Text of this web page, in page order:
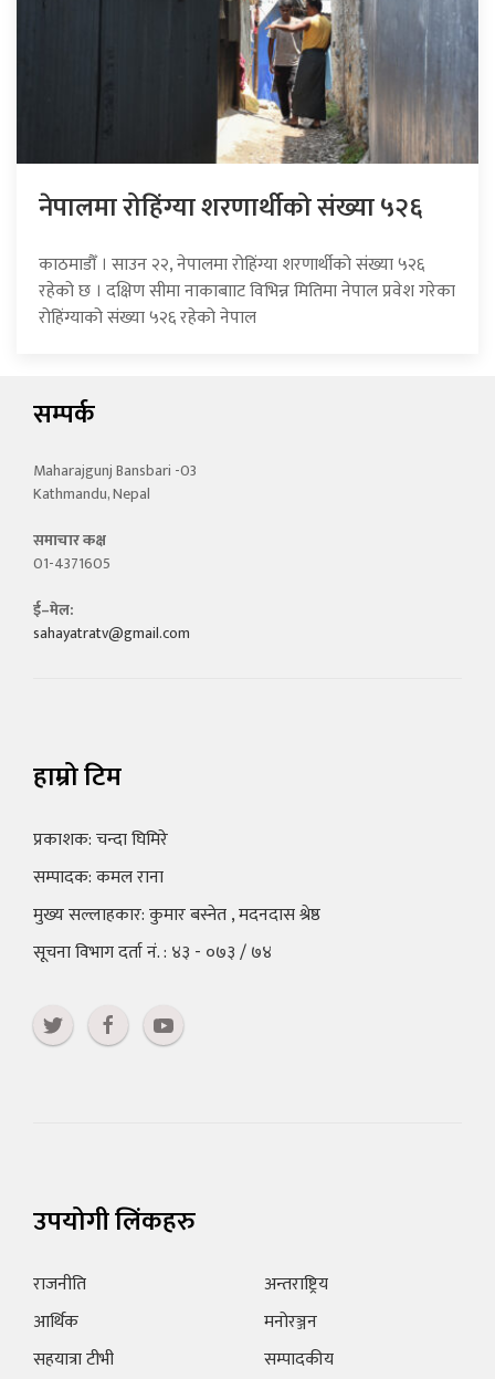
नेपालमा रोहिंग्या शरणार्थीको संख्या ५२६
काठमाडौँ । साउन २२, नेपालमा रोहिंग्या शरणार्थीको संख्या ५२६
रहेको छ । दक्षिण सीमा नाकाबााट विभिन्न मितिमा नेपाल प्रवेश गरेका
रोहिंग्याको संख्या ५२६ रहेको नेपाल
सम्पर्क
Maharajgunj Bansbari -03
Kathmandu, Nepal
समाचार कक्ष
01-4371605
ई–मेल:
sahayatratv@gmail.com
हाम्रो टिम
प्रकाशक: चन्दा घिमिरे
सम्पादक: कमल राना
मुख्य सल्लाहकार: कुमार बस्नेत , मदनदास श्रेष्ठ
सूचना विभाग दर्ता नं. : ४३ - ०७३ / ७४
उपयोगी लिंकहरु
राजनीति
आर्थिक
सहयात्रा टीभी
अन्तराष्ट्रिय
मनोरञ्जन
सम्पादकीय